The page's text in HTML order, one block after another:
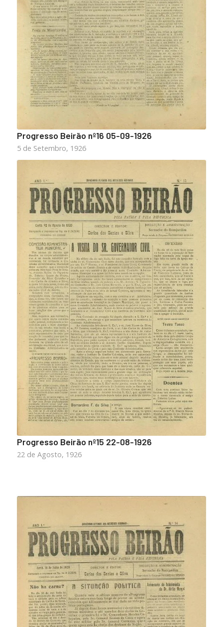
Progresso Beirão nº16 05-09-1926
5 de Setembro, 1926
Progresso Beirão nº15 22-08-1926
22 de Agosto, 1926